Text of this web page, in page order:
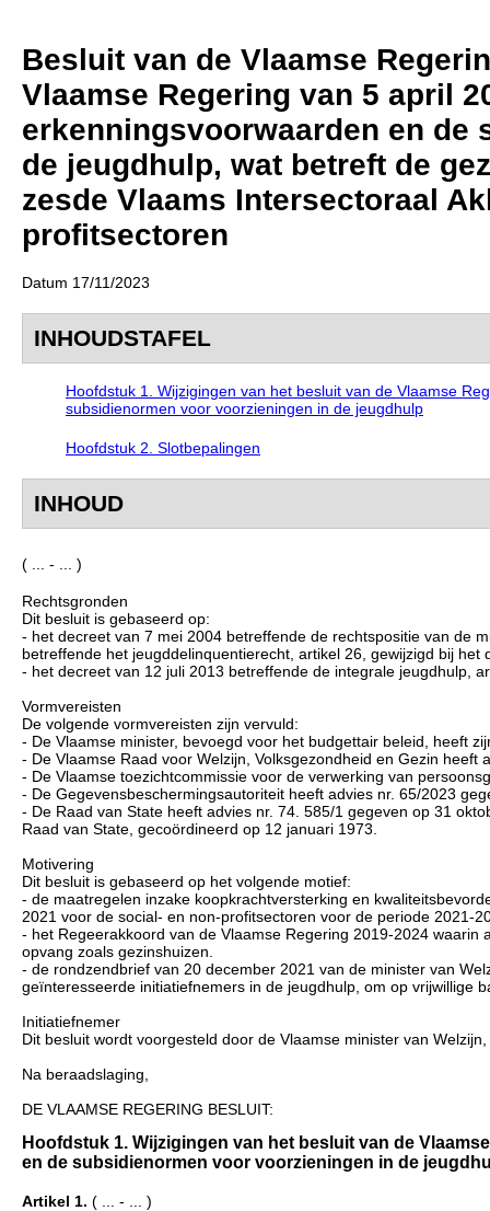
Besluit van de Vlaamse
Vlaamse Regering van 5 april
erkenningsvoorwaarden en de
de jeugdhulp, wat betreft de
zesde Vlaams Intersectoraal
profitsectoren
Datum 17/11/2023
INHOUDSTAFEL
Hoofdstuk 1. Wijzigingen van het besluit van de Vlaamse
subsidienormen voor voorzieningen in de jeugdhulp
Hoofdstuk 2. Slotbepalingen
INHOUD
( ... - ... )
Rechtsgronden
Dit besluit is gebaseerd op:
- het decreet van 7 mei 2004 betreffende de rechtspositie van de
betreffende het jeugddelinquentierecht, artikel 26, gewijzigd bij het
- het decreet van 12 juli 2013 betreffende de integrale jeugdhulp,
Vormvereisten
De volgende vormvereisten zijn vervuld:
- De Vlaamse minister, bevoegd voor het budgettair beleid, heeft
- De Vlaamse Raad voor Welzijn, Volksgezondheid en Gezin heeft
- De Vlaamse toezichtcommissie voor de verwerking van
- De Gegevensbeschermingsautoriteit heeft advies nr. 65/2023
- De Raad van State heeft advies nr. 74. 585/1 gegeven op 31
Raad van State, gecoördineerd op 12 januari 1973.
Motivering
Dit besluit is gebaseerd op het volgende motief:
- de maatregelen inzake koopkrachtversterking en
2021 voor de social- en non-profitsectoren voor de periode 2021-
- het Regeerakkoord van de Vlaamse Regering 2019-2024
opvang zoals gezinshuizen.
- de rondzendbrief van 20 december 2021 van de minister van
geïnteresseerde initiatiefnemers in de jeugdhulp, om op vrijwillige
Initiatiefnemer
Dit besluit wordt voorgesteld door de Vlaamse minister van
Na beraadslaging,
DE VLAAMSE REGERING BESLUIT:
Hoofdstuk 1. Wijzigingen van het besluit van de
en de subsidienormen voor voorzieningen in de
Artikel 1. ( ... - ... )